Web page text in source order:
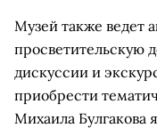
Музей также ведет
просветительскую
дискуссии и
приобрести
Михаила Булгакова